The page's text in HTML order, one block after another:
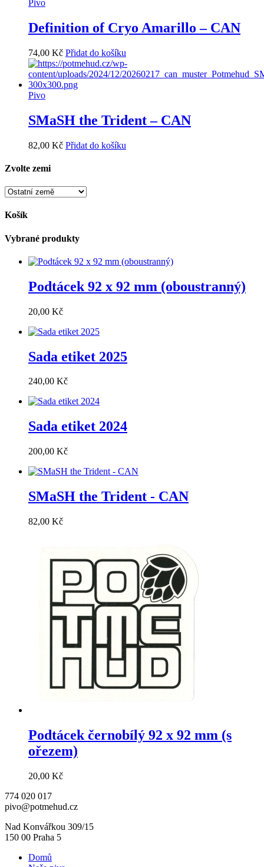
Pivo
Definition of Cryo Amarillo – CAN
74,00 Kč Přidat do košíku
Pivo
SMaSH the Trident – CAN
82,00 Kč Přidat do košíku
Zvolte zemi
Košík
Vybrané produkty
Podtácek 92 x 92 mm (oboustranný)
20,00 Kč
Sada etiket 2025
240,00 Kč
Sada etiket 2024
200,00 Kč
SMaSH the Trident - CAN
82,00 Kč
Podtácek černobílý 92 x 92 mm (s
ořezem)
20,00 Kč
774 020 017
pivo@potmehud.cz
Nad Konvářkou 309/15
150 00 Praha 5
Domů